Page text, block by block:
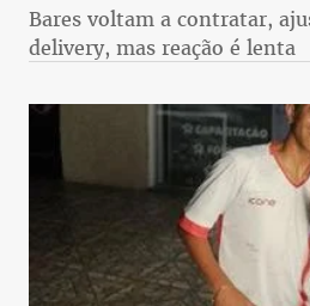
Bares voltam a contratar,
delivery, mas reação é lenta